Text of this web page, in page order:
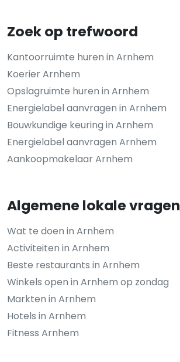
Zoek op trefwoord
Kantoorruimte huren in Arnhem
Koerier Arnhem
Opslagruimte huren in Arnhem
Energielabel aanvragen in Arnhem
Bouwkundige keuring in Arnhem
Energielabel aanvragen Arnhem
Aankoopmakelaar Arnhem
Algemene lokale vragen
Wat te doen in Arnhem
Activiteiten in Arnhem
Beste restaurants in Arnhem
Winkels open in Arnhem op zondag
Markten in Arnhem
Hotels in Arnhem
Fitness Arnhem